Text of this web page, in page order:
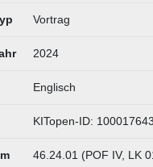
Vortrag
2024
Englisch
KITopen-ID:
46.24.01 (POF IV, LK